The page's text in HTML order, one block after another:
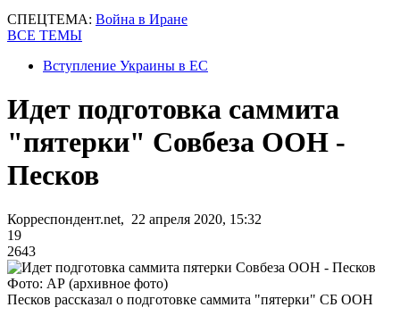
СПЕЦТЕМА: Война в Иране
ВСЕ ТЕМЫ
Вступление Украины в ЕС
Идет подготовка саммита
"пятерки" Совбеза ООН -
Песков
Корреспондент.net, 22 апреля 2020, 15:32
19
2643
Фото: АР (архивное фото)
Песков рассказал о подготовке саммита "пятерки" СБ ООН